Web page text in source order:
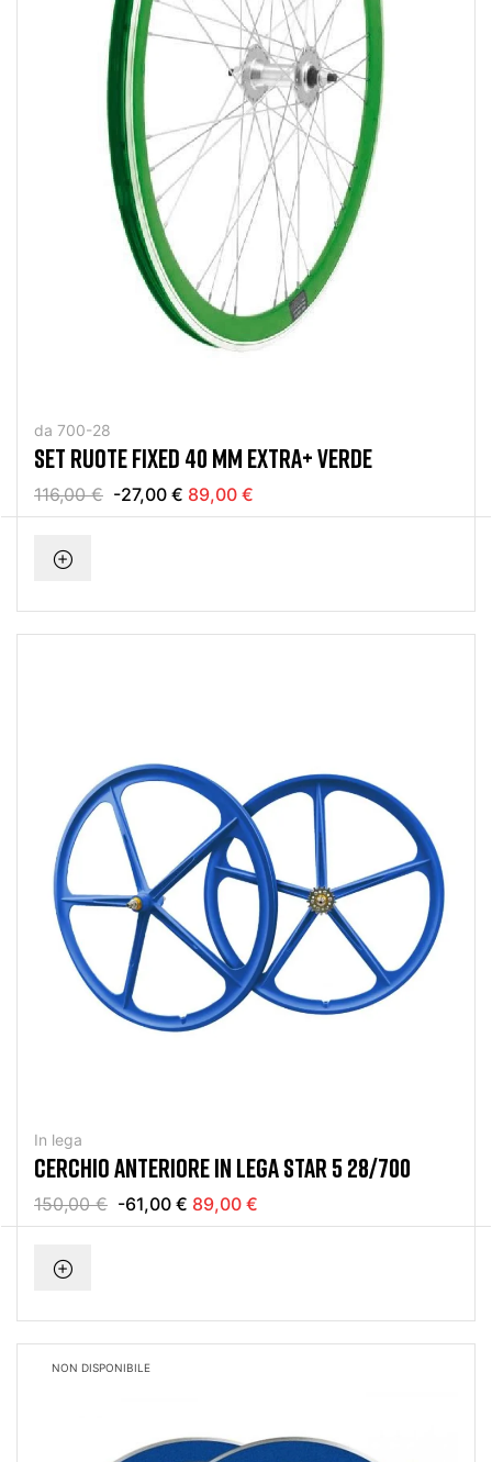
da 700-28
SET RUOTE FIXED 40 MM EXTRA+ VERDE
116,00 € -27,00 € 89,00 €
In lega
CERCHIO ANTERIORE IN LEGA STAR 5 28/700
150,00 € -61,00 € 89,00 €
NON DISPONIBILE